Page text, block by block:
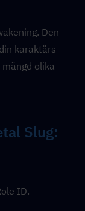
Den
karaktärs
olika
Slug:
ID.